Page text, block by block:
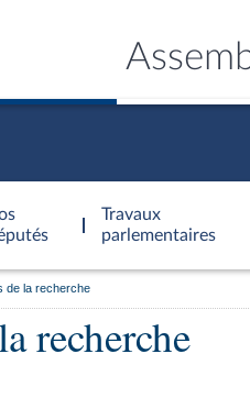
Travaux
parlementaires
de la recherche
recherche